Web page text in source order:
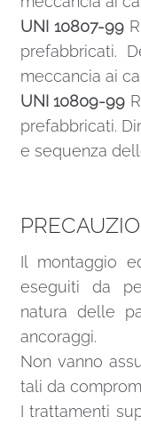
UNI 10807-99
prefabbricati.
meccancia ai
UNI 10809-99
prefabbricati.
e sequenza
Il montaggio
eseguiti da
natura delle
ancoraggi.
Non vanno
tali da
I trattamenti